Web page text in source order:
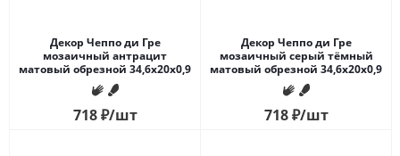
Декор Чеппо ди Гре
мозаичный антрацит
матовый обрезной 34,6x20x0,9
718₽/шт
Декор Чеппо ди Гре
мозаичный серый тёмный
матовый обрезной 34,6x20x0,9
718₽/шт